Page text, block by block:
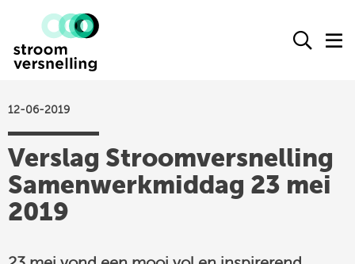
Stroomversnelling
agenda
kennisproducten
leden
12-06-2019
Verslag Stroomversnelling
Samenwerkmiddag 23 mei
2019